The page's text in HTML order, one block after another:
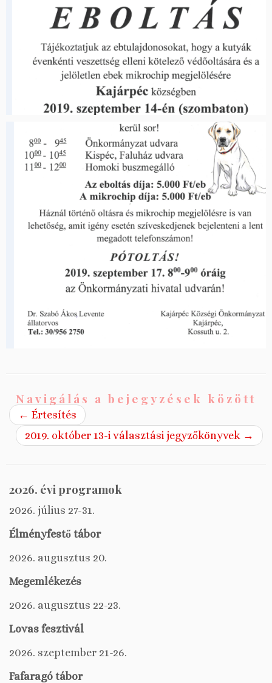
Navigálás a bejegyzések között
← Értesítés
2019. október 13-i választási jegyzőkönyvek →
2026. évi programok
2026. július 27-31.
Élményfestő tábor
2026. augusztus 20.
Megemlékezés
2026. augusztus 22-23.
Lovas fesztivál
2026. szeptember 21-26.
Fafaragó tábor